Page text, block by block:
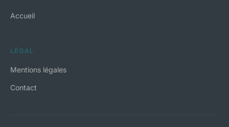
Accueil
LÉGAL
Mentions légales
Contact